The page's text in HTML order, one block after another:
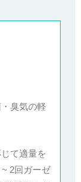
臭気の軽
て適量を
2回ガーゼ